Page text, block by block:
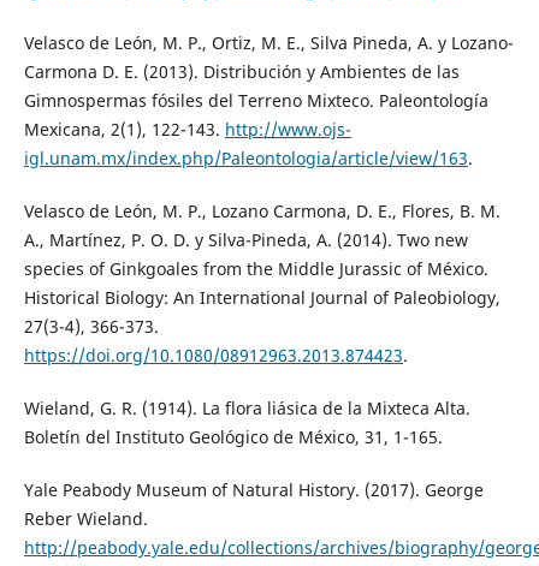
Velasco de León, M. P., Ortiz, M. E., Silva Pineda, A. y Lozano-
Carmona D. E. (2013). Distribución y Ambientes de las
Gimnospermas fósiles del Terreno Mixteco. Paleontología
Mexicana, 2(1), 122-143. http://www.ojs-
igl.unam.mx/index.php/Paleontologia/article/view/163.
Velasco de León, M. P., Lozano Carmona, D. E., Flores, B. M.
A., Martínez, P. O. D. y Silva-Pineda, A. (2014). Two new
species of Ginkgoales from the Middle Jurassic of México.
Historical Biology: An International Journal of Paleobiology,
27(3-4), 366-373.
https://doi.org/10.1080/08912963.2013.874423.
Wieland, G. R. (1914). La flora liásica de la Mixteca Alta.
Boletín del Instituto Geológico de México, 31, 1-165.
Yale Peabody Museum of Natural History. (2017). George
Reber Wieland.
http://peabody.yale.edu/collections/archives/biography/